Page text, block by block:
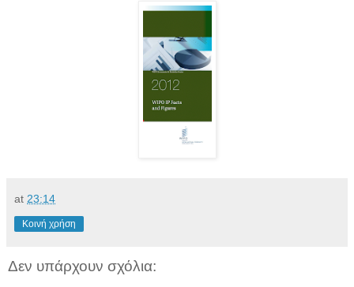
at 23:14
Κοινή χρήση
Δεν υπάρχουν σχόλια: